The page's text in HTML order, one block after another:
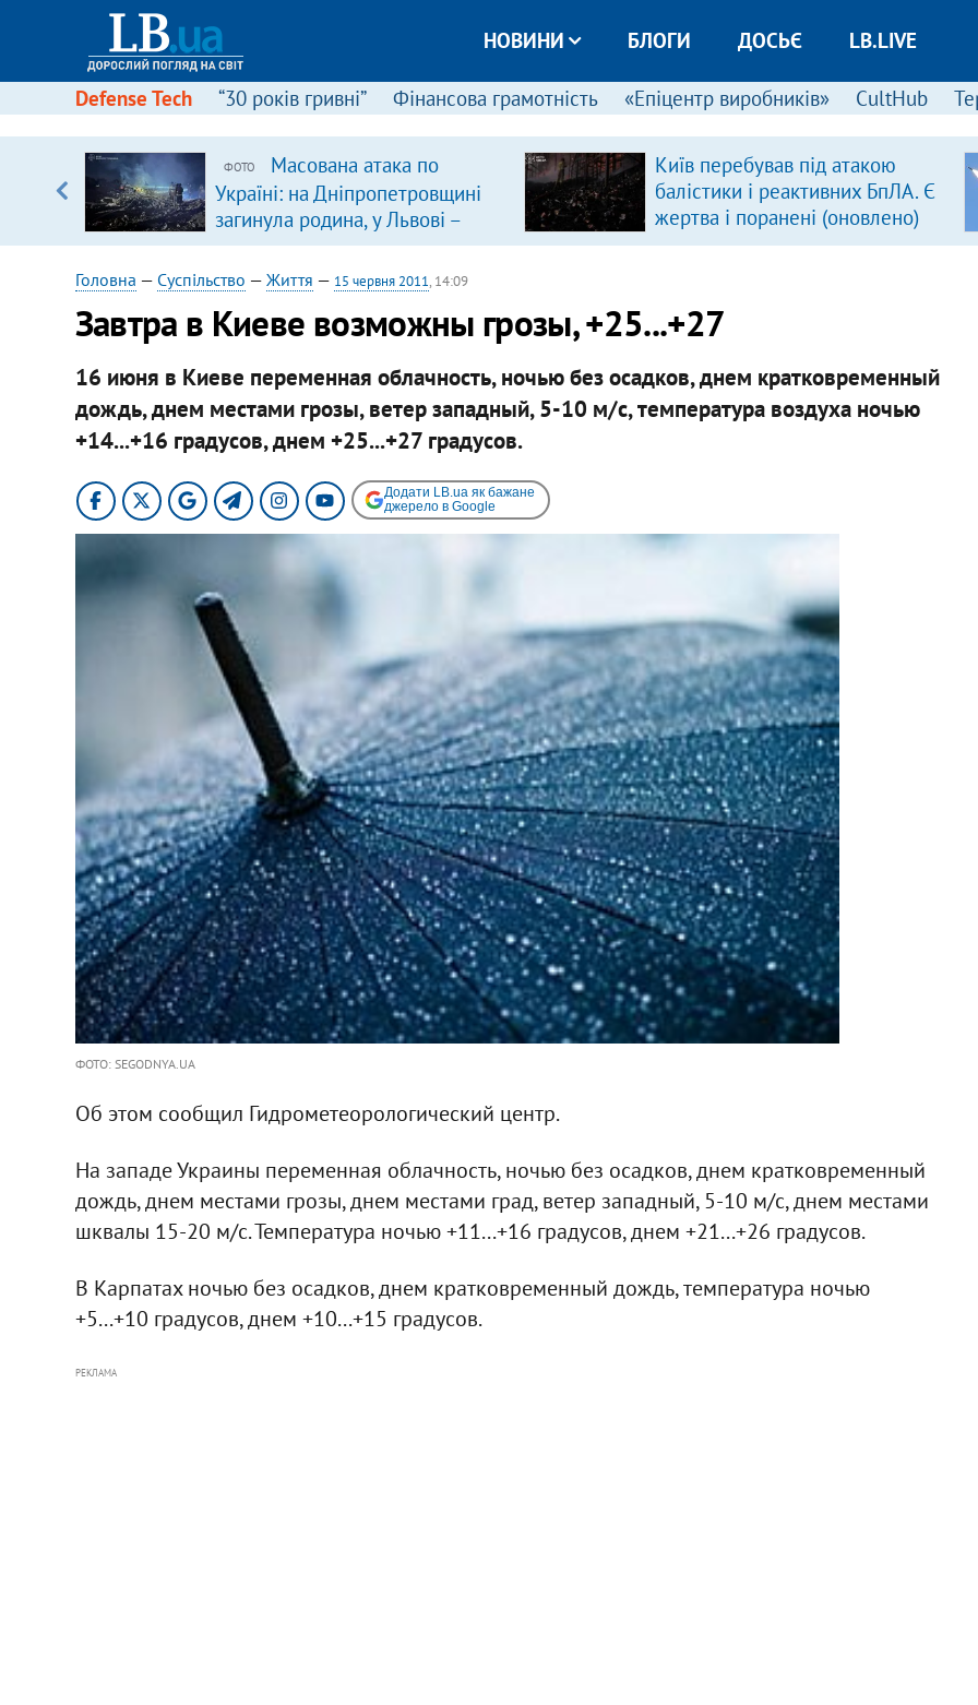
НОВИНИ БЛОГИ ДОСЬЄ LB.LIVE
Defense Tech “30 років гривні” Фінансова грамотність «Епіцентр виробників» CultHub
ФОТО
Масована атака по
Україні: на Дніпропетровщині
загинула родина, у Львові –
удар по багатоповерхівках
(доповнюється)
Київ перебував під атакою
балістики і реактивних БпЛА. Є
жертва і поранені (оновлено)
Головна — Суспільство — Життя — 15 червня 2011, 14:09
Завтра в Киеве возможны грозы, +25...+27
16 июня в Киеве переменная облачность, ночью без осадков, днем кратковременный
дождь, днем местами грозы, ветер западный, 5-10 м/с, температура воздуха ночью
+14...+16 градусов, днем +25...+27 градусов.
Додати LB.ua як бажане
джерело в Google
ФОТО: SEGODNYA.UA
Об этом сообщил Гидрометеорологический центр.
На западе Украины переменная облачность, ночью без осадков, днем кратковременный
дождь, днем местами грозы, днем местами град, ветер западный, 5-10 м/с, днем местами
шквалы 15-20 м/с. Температура ночью +11...+16 градусов, днем +21...+26 градусов.
В Карпатах ночью без осадков, днем кратковременный дождь, температура ночью
+5...+10 градусов, днем +10...+15 градусов.
РЕКЛАМА